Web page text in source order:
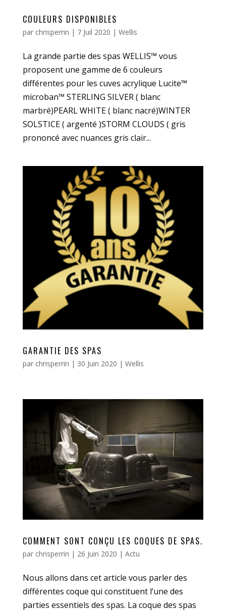
COULEURS DISPONIBLES
par chrisperrin | 7 Juil 2020 | Wellis
La grande partie des spas WELLIS™ vous
proposent une gamme de 6 couleurs
différentes pour les cuves acrylique Lucite™
microban™ STERLING SILVER ( blanc
marbré)PEARL WHITE ( blanc nacré)WINTER
SOLSTICE ( argenté )STORM CLOUDS ( gris
prononcé avec nuances gris clair...
GARANTIE DES SPAS
par chrisperrin | 30 Juin 2020 | Wellis
COMMENT SONT CONÇU LES COQUES DE SPAS.
par chrisperrin | 26 Juin 2020 | Actu
Nous allons dans cet article vous parler des
différentes coque qui constituent l’une des
parties essentiels des spas. La coque des spas